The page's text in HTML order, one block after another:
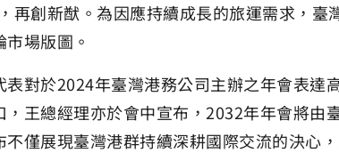
再創新猷。為因應持續成長的旅運需求，
場版圖。
對於2024年臺灣港務公司主辦之年會表
王總經理亦於會中宣布，2032年年會將
僅展現臺灣港群持續深耕國際交流的決心